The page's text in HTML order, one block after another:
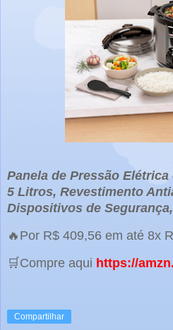
Panela de Pressão Elétrica
5 Litros, Revestimento
Dispositivos de
🔥Por R$ 409,56 em até 8x
🛒Compre aqui https://
Compartilhar